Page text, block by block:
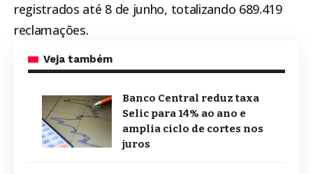
registrados até 8 de junho, totalizando 689.419
reclamações.
Veja também
Banco Central reduz taxa
Selic para 14% ao ano e
amplia ciclo de cortes nos
juros